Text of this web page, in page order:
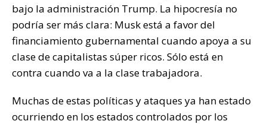
bajo la administración Trump. La hipocresía no
podría ser más clara: Musk está a favor del
financiamiento gubernamental cuando apoya a su
clase de capitalistas súper ricos. Sólo está en
contra cuando va a la clase trabajadora.
Muchas de estas políticas y ataques ya han estado
ocurriendo en los estados controlados por los